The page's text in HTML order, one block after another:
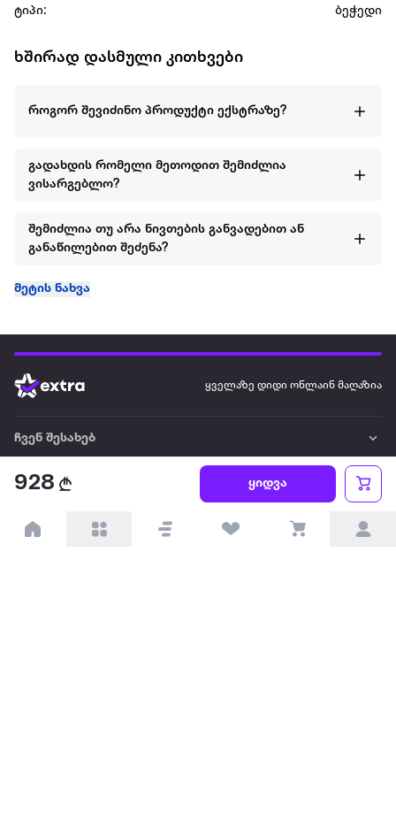
928 ყიდვა
ტიპი:
ბეჭედი
ხშირად დასმული კითხვები
როგორ შევიძინო პროდუქტი ექსტრაზე?
გადახდის რომელი მეთოდით შემიძლია
ვისარგებლო?
შემიძლია თუ არა ნივთების განვადებით ან
განაწილებით შეძენა?
მეტის ნახვა
ყველაზე დიდი ონლაინ მაღაზია
ჩვენ შესახებ
წესები და პირობები
პარტნიორებისთვის